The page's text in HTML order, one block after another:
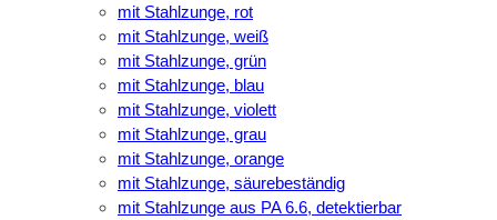
mit Stahlzunge, rot
mit Stahlzunge, weiß
mit Stahlzunge, grün
mit Stahlzunge, blau
mit Stahlzunge, violett
mit Stahlzunge, grau
mit Stahlzunge, orange
mit Stahlzunge, säurebeständig
mit Stahlzunge aus PA 6.6, detektierbar